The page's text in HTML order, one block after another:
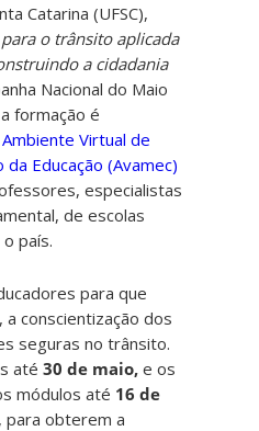
Catarina (UFSC),
para o trânsito aplicada
a cidadania
Nacional do Maio
formação é
Ambiente Virtual de
Educação (Avamec)
especialistas
de escolas
país.
para que
conscientização dos
seguras no trânsito.
até30 de maio,e os
módulos até 16 de
para obterem a